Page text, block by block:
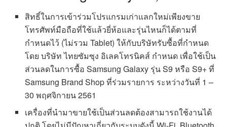
สิทธิ์ในการเข้าร่วมโปรแกรมเก่าแลกใหม่เพียงขาย
โทรศัพท์มือถือที่ใช้แล้วยี่ห้อและรุ่นไหนก็ได้ตามที่
กำหนดไว้ (ไม่รวม Tablet) ให้กับบริษัทรับซื้อที่กำหนด
โดย บริษัท ไทยซัมซุง อิเลคโทรนิคส์ กำหนด เพื่อใช้เป็น
ส่วนลดในการซื้อ Samsung Galaxy รุ่น S9 หรือ S9+ ที่
Samsung Brand Shop ที่ร่วมรายการ ระหว่างวันที่ 1 –
30 พฤศจิกายน 2561
เครื่องที่นำมาขายใช้เป็นส่วนลดต้องสามารถใช้งานได้